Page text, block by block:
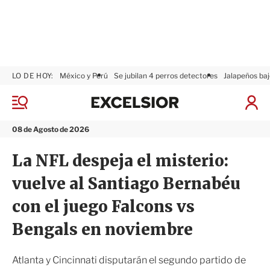
M
n
08 de Agosto de 2026
LO DE HOY: México y Perú Se jubilan 4 perros detectores Jalapeños
I
x
i
r
La NFL despeja el misterio:
vuelve al Santiago Bernabéu
con el juego Falcons vs
Bengals en noviembre
Atlanta y Cincinnati disputarán el segundo partido de